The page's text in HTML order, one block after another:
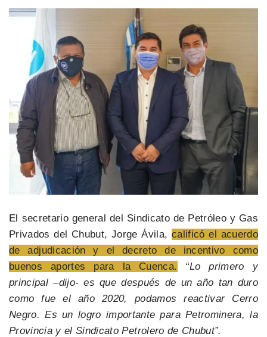
El secretario general del Sindicato de Petróleo y Gas
Privados del Chubut, Jorge Ávila, calificó el acuerdo
de adjudicación y el decreto de incentivo como
buenos aportes para la Cuenca.
“Lo primero y
principal –dijo- es que después de un año tan duro
como fue el año 2020, podamos reactivar Cerro
Negro. Es un logro importante para Petrominera, la
Provincia y el Sindicato Petrolero de Chubut”.